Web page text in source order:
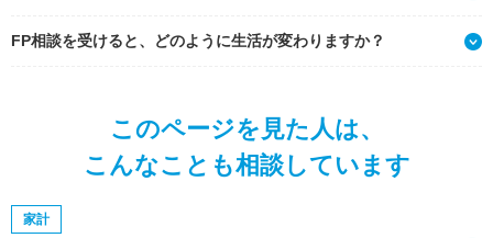
FP相談を受けると、どのように生活が変わりますか？
このページを見た人は、
こんなことも相談しています
家計